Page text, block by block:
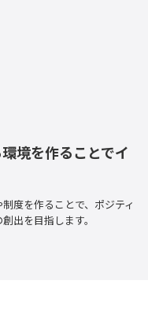
境を作ることでイ
度を作ることで、ポジティ
出を目指します。